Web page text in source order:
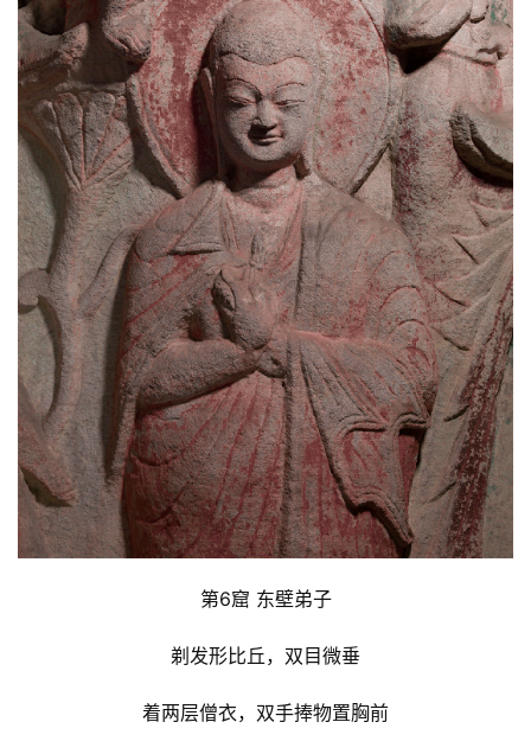
第6窟 东壁弟子
剃发形比丘，双目微垂
着两层僧衣，双手捧物置胸前